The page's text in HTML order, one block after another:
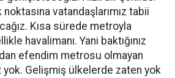
noktasına vatandaşlarımız tabii
Kısa sürede metroyla
havalimanı. Yani baktığınız
efendim metrosu olmayan
Gelişmiş ülkelerde zaten yok